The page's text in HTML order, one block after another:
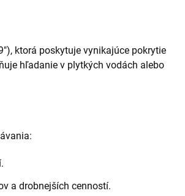
ktorá poskytuje vynikajúce pokrytie
hľadanie v plytkých vodách alebo
a drobnejších cenností.